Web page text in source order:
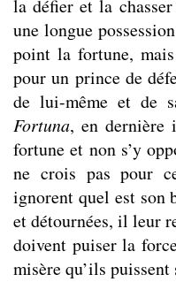
la défier et la chasser
une longue
point la fortune,
pour un prince de
de lui-même et de
Fortuna, en dernière
fortune et non s’y
ne crois pas pour
ignorent quel est son
et détournées, il leur
doivent puiser la
misère qu’ils